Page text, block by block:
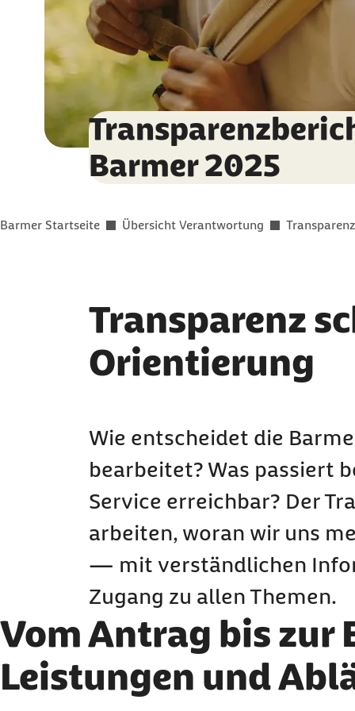
Barmer 2025
Sie befinden sich hier:
Barmer Startseite Übersicht Verantwortung Transparenz
Transparenz
Orientierung
Wie entscheidet die
bearbeitet? Was passiert
Service erreichbar? Der
arbeiten, woran wir uns
— mit verständlichen
Zugang zu allen Themen.
Vom Antrag bis zur
Leistungen und